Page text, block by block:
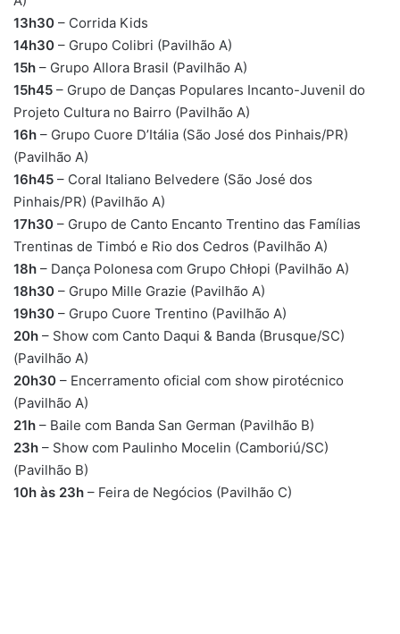
13h30 – Corrida Kids
14h30 – Grupo Colibri (Pavilhão A)
15h – Grupo Allora Brasil (Pavilhão A)
15h45 – Grupo de Danças Populares Incanto-Juvenil do
Projeto Cultura no Bairro (Pavilhão A)
16h – Grupo Cuore D’Itália (São José dos Pinhais/PR)
(Pavilhão A)
16h45 – Coral Italiano Belvedere (São José dos
Pinhais/PR) (Pavilhão A)
17h30 – Grupo de Canto Encanto Trentino das Famílias
Trentinas de Timbó e Rio dos Cedros (Pavilhão A)
18h – Dança Polonesa com Grupo Chłopi (Pavilhão A)
18h30 – Grupo Mille Grazie (Pavilhão A)
19h30 – Grupo Cuore Trentino (Pavilhão A)
20h – Show com Canto Daqui & Banda (Brusque/SC)
(Pavilhão A)
20h30 – Encerramento oficial com show pirotécnico
(Pavilhão A)
21h – Baile com Banda San German (Pavilhão B)
23h – Show com Paulinho Mocelin (Camboriú/SC)
(Pavilhão B)
10h às 23h – Feira de Negócios (Pavilhão C)